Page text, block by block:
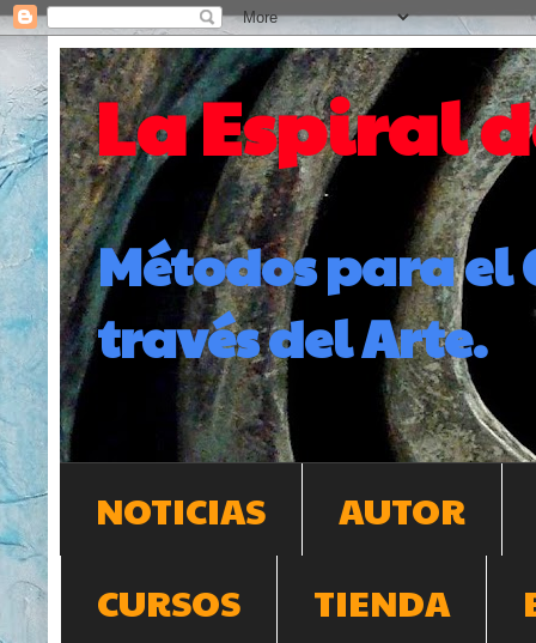
La Espiral
Métodos para el
través del Arte.
NOTICIAS
AUTOR
CURSOS
TIENDA